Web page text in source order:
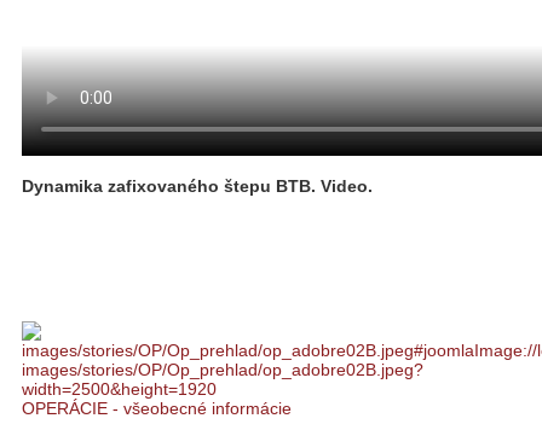
Dynamika zafixovaného štepu BTB. Video.
OPERÁCIE - všeobecné informácie